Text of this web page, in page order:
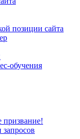
позиции сайта
обучения
призвание!